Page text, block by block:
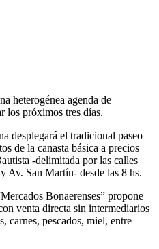
heterogénea agenda de
los próximos tres días.
desplegará el tradicional paseo
de la canasta básica a precios
-delimitada por las calles
Av. San Martín- desde las 8 hs.
Bonaerenses” propone
venta directa sin intermediarios
carnes, pescados, miel, entre